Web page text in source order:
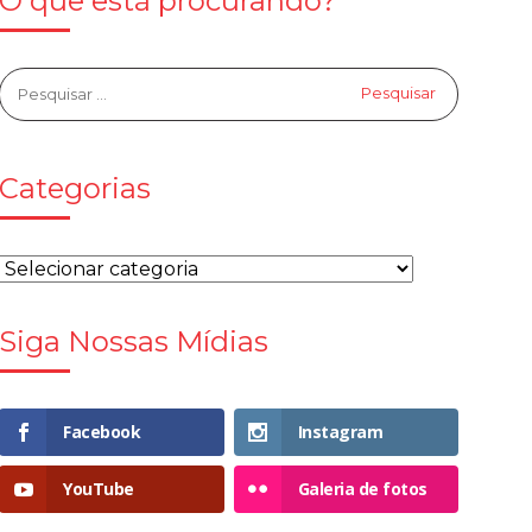
Categorias
Siga Nossas Mídias
Facebook Instagram
YouTube Galeria de fotos